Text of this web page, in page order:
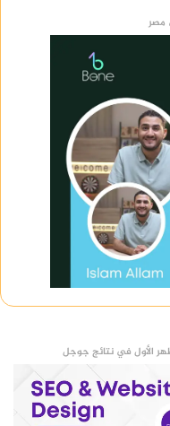
مصر
الأول في نتائج جوجل